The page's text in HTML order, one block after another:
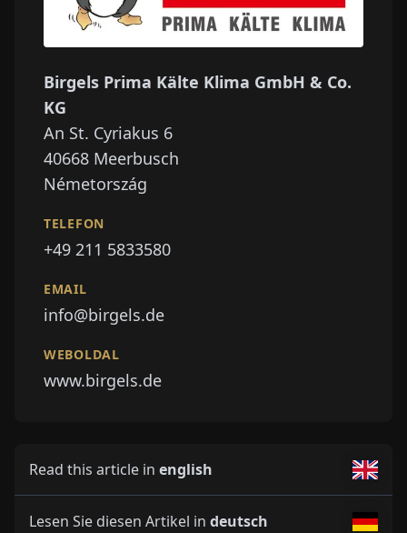
Birgels Prima Kälte Klima GmbH & Co.
KG
An St. Cyriakus 6
40668 Meerbusch
Németország
TELEFON
+49 211 5833580
EMAIL
info@birgels.de
WEBOLDAL
www.birgels.de
Read this article in english
Lesen Sie diesen Artikel in deutsch